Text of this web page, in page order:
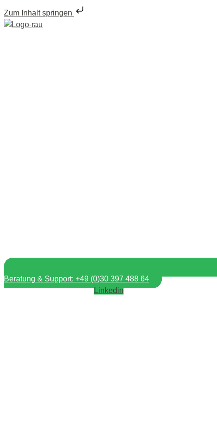
Zum Inhalt springen
Beratung & Support: +49 (0)30 397 488 64
Linkedin